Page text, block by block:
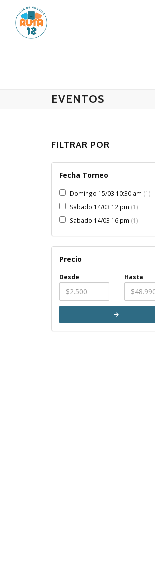
EVENTOS
FILTRAR POR
Fecha Torneo
Domingo 15/03 10:30 am 1
Sabado 14/03 12 pm 1
Sabado 14/03 16 pm 1
Precio
Desde Hasta